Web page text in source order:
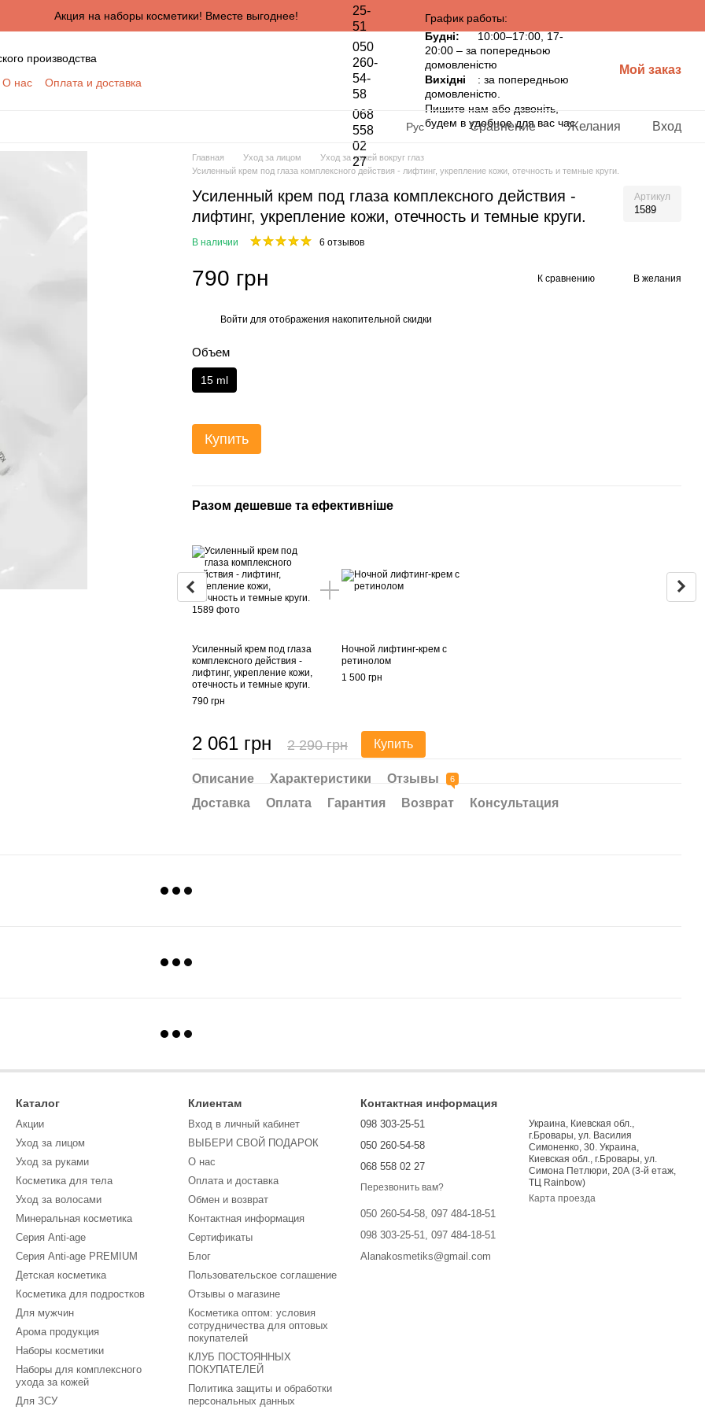
Акция на наборы косметики! Вместе выгоднее!
производства
О нас
Оплата и доставка
25-
51
050
260-
54-
58
068
558
02
27
График работы:
Будні:
10:00–17:00, 17-
20:00 – за попередньою
домовленістю
Вихідні
: за попередньою
домовленістю.
Пишите нам або дзвоніть,
будем в удобное для вас час.
Мой заказ
Рус Сравнение Желания Вход
Главная Уход за лицом
Уход за кожей вокруг глаз
Усиленный крем под глаза комплексного действия - лифтинг, укрепление кожи, отечность и темные круги.
Усиленный крем под глаза комплексного действия -
лифтинг, укрепление кожи, отечность и темные круги.
Артикул
1589
В наличии 6 отзывов
790 грн К сравнению В желания
Войти для отображения накопительной скидки
Объем
15 ml
Купить
Разом дешевше та ефективніше
Усиленный крем под глаза
комплексного действия -
лифтинг, укрепление кожи,
отечность и темные круги.
790 грн
Ночной лифтинг-крем с
ретинолом
1 500 грн
2 061 грн 2 290 грн Купить
Описание Характеристики Отзывы 6
Доставка Оплата Гарантия Возврат Консультация
Каталог
Акции
Уход за лицом
Уход за руками
Косметика для тела
Уход за волосами
Минеральная косметика
Серия Anti-age
Cерия Anti-age PREMIUM
Детская косметика
Косметика для подростков
Для мужчин
Арома продукция
Наборы косметики
Наборы для комплексного
ухода за кожей
Для ЗСУ
Клиентам
Вход в личный кабинет
ВЫБЕРИ СВОЙ ПОДАРОК
О нас
Оплата и доставка
Обмен и возврат
Контактная информация
Сертификаты
Блог
Пользовательское соглашение
Отзывы о магазине
Косметика оптом: условия
сотрудничества для оптовых
покупателей
КЛУБ ПОСТОЯННЫХ
ПОКУПАТЕЛЕЙ
Политика защиты и обработки
персональных данных
Контактная информация
098 303-25-51
050 260-54-58
068 558 02 27
Перезвонить вам?
050 260-54-58, 097 484-18-51
098 303-25-51, 097 484-18-51
Alanakosmetiks@gmail.com
Украина, Киевская обл.,
г.Бровары, ул. Василия
Симоненко, 30. Украина,
Киевская обл., г.Бровары, ул.
Симона Петлюри, 20А (3-й етаж,
ТЦ Rainbow)
Карта проезда